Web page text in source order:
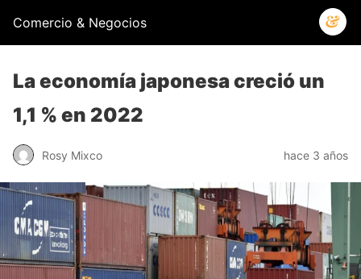
Comercio & Negocios
La economía japonesa creció un
1,1 % en 2022
Rosy Mixco hace 3 años